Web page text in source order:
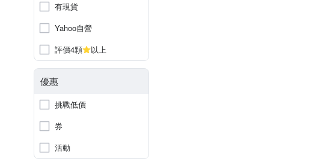
有現貨
Yahoo自營
評價4顆
以上
優惠
挑戰低價
券
活動